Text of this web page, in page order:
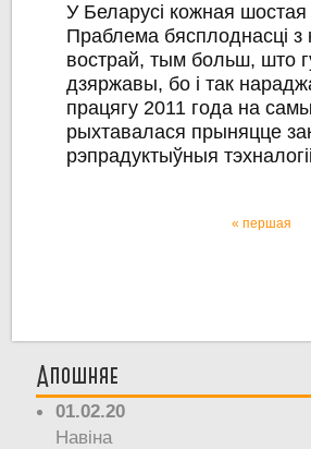
У Беларусі кожная
Праблема бясплоднасці
вострай, тым больш, што
дзяржавы, бо і так
працягу 2011 года на
рыхтавалася прыняцце
рэпрадуктыўныя
« першая
Апошняе
01.02.20
Навіна